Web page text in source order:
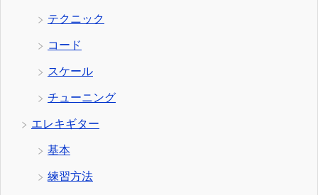
テクニック
コード
スケール
チューニング
エレキギター
基本
練習方法